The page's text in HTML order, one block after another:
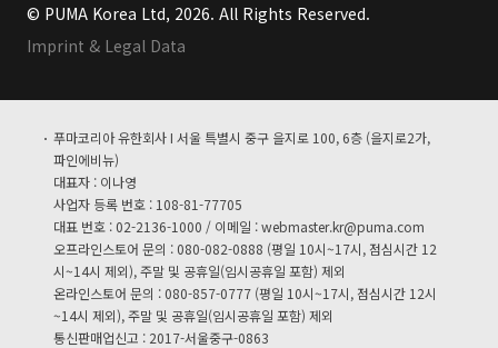
© PUMA Korea Ltd, 2026. All Rights Reserved.
Imprint & Legal Data
푸마코리아 유한회사 I 서울 특별시 중구 을지로 100, 6층 (을지로2가,
파인에비뉴)
대표자 : 이나영
사업자 등록 번호 : 108-81-77705
대표 번호 : 02-2136-1000 / 이메일 :webmaster.kr@puma.com
오프라인스토어 문의 : 080-082-0888 (평일 10시~17시, 점심시간 12
시~14시 제외), 주말 및 공휴일(임시공휴일 포함) 제외
온라인스토어 문의 : 080-857-0777 (평일 10시~17시, 점심시간 12시
~14시 제외), 주말 및 공휴일(임시공휴일 포함) 제외
통신판매업신고 : 2017-서울중구-0863